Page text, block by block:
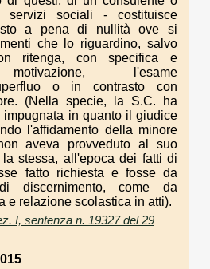
servizi sociali - costituisce
a pena di nullità ove si
che lo riguardino, salvo
ritenga, con specifica e
l'esame
o in contrasto con
(Nella specie, la S.C. ha
impugnata in quanto il giudice
l'affidamento della minore
aveva provveduto al suo
stessa, all'epoca dei fatti di
fatto richiesta e fosse da
discernimento, come da
e relazione scolastica in atti).
I, sentenza n. 19327 del 29